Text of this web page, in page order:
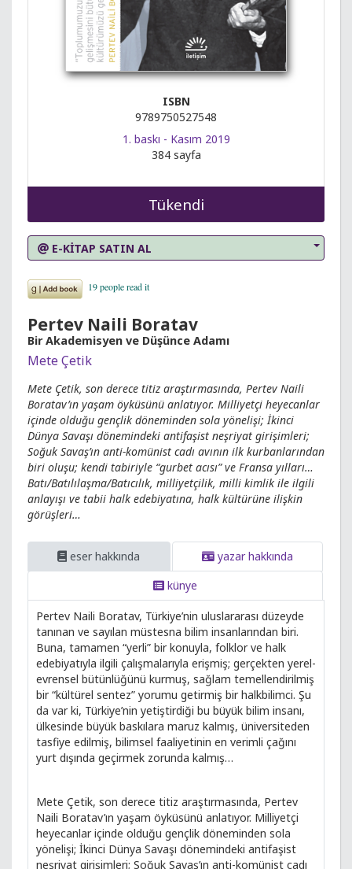
ISBN
9789750527548
1. baskı - Kasım 2019
384 sayfa
Tükendi
E-KİTAP SATIN AL
Pertev Naili Boratav
Bir Akademisyen ve Düşünce Adamı
Mete Çetik
Mete Çetik, son derece titiz araştırmasında, Pertev Naili
Boratav’ın yaşam öyküsünü anlatıyor. Milliyetçi heyecanlar
içinde olduğu gençlik döneminden sola yönelişi; İkinci
Dünya Savaşı dönemindeki antifaşist neşriyat girişimleri;
Soğuk Savaş’ın anti-komünist cadı avının ilk kurbanlarından
biri oluşu; kendi tabiriyle “gurbet acısı” ve Fransa yılları…
Batı/Batılılaşma/Batıcılık, milliyetçilik, milli kimlik ile ilgili
anlayışı ve tabii halk edebiyatına, halk kültürüne ilişkin
görüşleri…
eser hakkında
yazar hakkında
künye
Pertev Naili Boratav, Türkiye’nin uluslararası düzeyde
tanınan ve sayılan müstesna bilim insanlarından biri.
Buna, tamamen “yerli” bir konuyla, folklor ve halk
edebiyatıyla ilgili çalışmalarıyla erişmiş; gerçekten yerel-
evrensel bütünlüğünü kurmuş, sağlam temellendirilmiş
bir “kültürel sentez” yorumu getirmiş bir halkbilimci. Şu
da var ki, Türkiye’nin yetiştirdiği bu büyük bilim insanı,
ülkesinde büyük baskılara maruz kalmış, üniversiteden
tasfiye edilmiş, bilimsel faaliyetinin en verimli çağını
yurt dışında geçirmek zorunda kalmış…
Mete Çetik, son derece titiz araştırmasında, Pertev
Naili Boratav’ın yaşam öyküsünü anlatıyor. Milliyetçi
heyecanlar içinde olduğu gençlik döneminden sola
yönelişi; İkinci Dünya Savaşı dönemindeki antifaşist
neşriyat girişimleri; Soğuk Savaş’ın anti-komünist cadı